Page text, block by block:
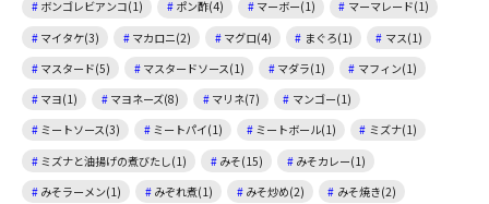
ボンゴレビアンコ(1)
ポン酢(4) マーボー(1)
マーマレード(1)
マイタケ(3)
マカロニ(2) マグロ(4) まぐろ(1)
マス(1)
マスタード(5)
マスタードソース(1) マダラ(1)
マフィン(1)
マヨ(1)
マヨネーズ(8) マリネ(7)
マンゴー(1)
ミートソース(3)
ミートパイ(1) ミートボール(1)
ミズナ(1)
ミズナと油揚げの煮びたし(1)
みそ(15)
みそカレー(1)
みそラーメン(1)
みぞれ煮(1) みそ炒め(2)
みそ焼き(2)